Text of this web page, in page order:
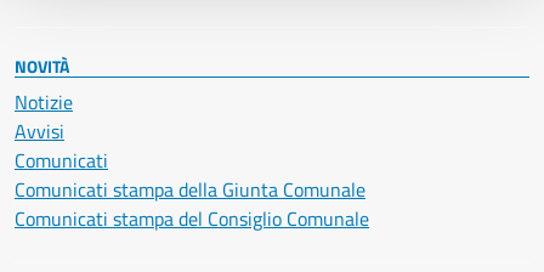
NOVITÀ
Notizie
Avvisi
Comunicati
Comunicati stampa della Giunta Comunale
Comunicati stampa del Consiglio Comunale